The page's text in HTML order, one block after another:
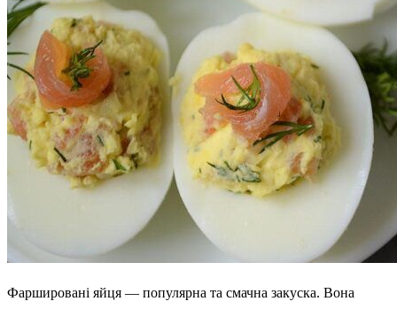
Фаршировані яйця — популярна та смачна закуска. Вона